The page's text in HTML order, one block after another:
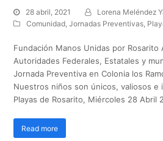
28 abril, 2021
Lorena Meléndez
Comunidad,Jornadas Preventivas,
Fundación Manos Unidas por Rosarito
Autoridades Federales, Estatales y
Jornada Preventiva en Colonia los
Nuestros niños son únicos, valiosos e
Playas de Rosarito, Miércoles 28 Abril
Read more